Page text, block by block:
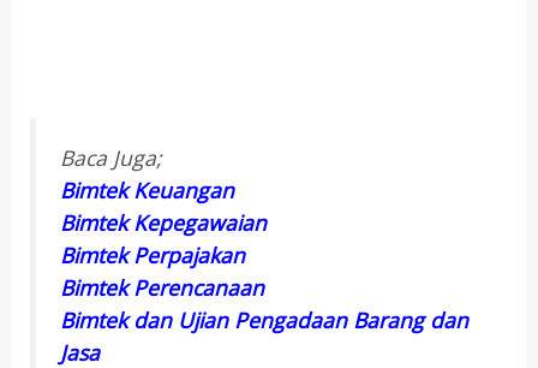
Baca Juga;
Bimtek Keuangan
Bimtek Kepegawaian
Bimtek Perpajakan
Bimtek Perencanaan
Bimtek dan Ujian Pengadaan Barang dan
Jasa